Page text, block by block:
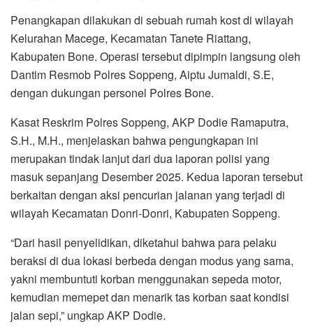
Penangkapan dilakukan di sebuah rumah kost di wilayah
Kelurahan Macege, Kecamatan Tanete Riattang,
Kabupaten Bone. Operasi tersebut dipimpin langsung oleh
Dantim Resmob Polres Soppeng, Aiptu Jumaldi, S.E,
dengan dukungan personel Polres Bone.
Kasat Reskrim Polres Soppeng, AKP Dodie Ramaputra,
S.H., M.H., menjelaskan bahwa pengungkapan ini
merupakan tindak lanjut dari dua laporan polisi yang
masuk sepanjang Desember 2025. Kedua laporan tersebut
berkaitan dengan aksi pencurian jalanan yang terjadi di
wilayah Kecamatan Donri-Donri, Kabupaten Soppeng.
“Dari hasil penyelidikan, diketahui bahwa para pelaku
beraksi di dua lokasi berbeda dengan modus yang sama,
yakni membuntuti korban menggunakan sepeda motor,
kemudian memepet dan menarik tas korban saat kondisi
jalan sepi,” ungkap AKP Dodie.